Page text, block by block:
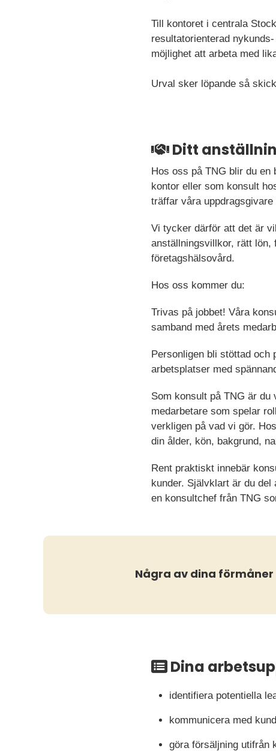
Till kontoret i centrala
resultatorienterad
möjlighet att arbeta med
Urval sker löpande så
Ditt
Hos oss på TNG blir du en
kontor eller som konsult
träffar våra uppdragsgivare
Vi tycker därför att det är
anställningsvillkor, rätt lön,
företagshälsovård.
Hos oss kommer du:
Trivas på jobbet! Våra
samband med årets
Personligen bli stöttad och
arbetsplatser med
Som konsult på TNG är du
medarbetare som spelar
verkligen på vad vi gör.
din ålder, kön, bakgrund,
Rent praktiskt innebär
kunder. Självklart är du del
en konsultchef från TNG
Några av dina förmåner
Dina
identifiera potentiella
kommunicera med
göra försäljning utifrån